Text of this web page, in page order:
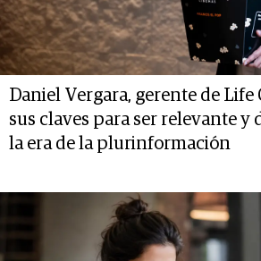
Daniel Vergara, gerente de Life
sus claves para ser relevante y
la era de la plurinformación